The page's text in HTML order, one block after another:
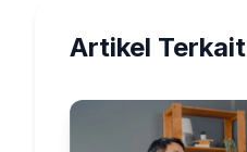
Artikel Terkait